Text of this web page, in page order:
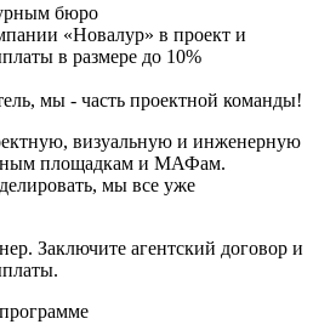
бюро
«Новалур» в проект и
в размере до 10%
мы - часть проектной команды!
визуальную и инженерную
площадкам и МАФам.
мы все уже
Заключите агентский договор и